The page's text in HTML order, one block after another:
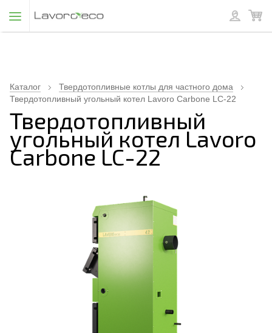
Каталог
Твердотопливные котлы для частного дома
Твердотопливный угольный котел Lavoro Carbone LC-22
Твердотопливный
угольный котел Lavoro
Carbone LC-22